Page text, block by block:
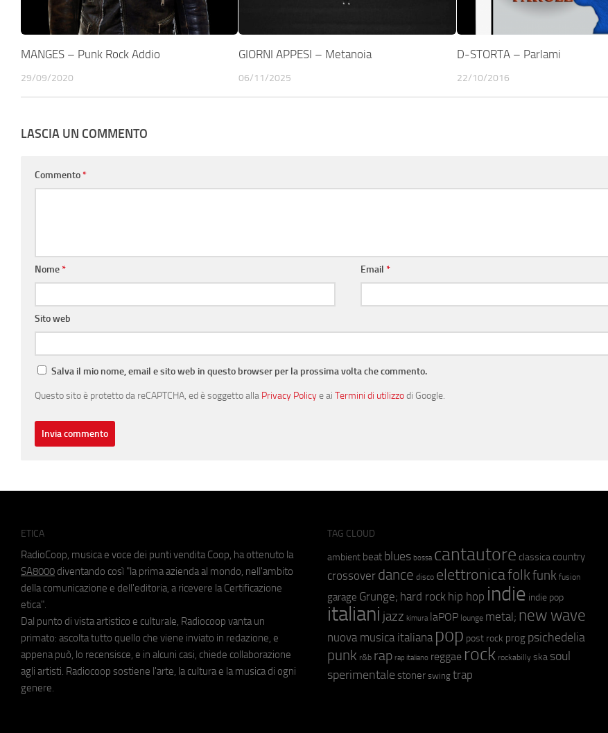
MANGES – Punk Rock Addio
29/09/2020
GIORNI APPESI – Metanoia
06/11/2025
D-STORTA – Parlami
22/10/2016
LASCIA UN COMMENTO
Commento*
Nome* Email*
Sito web
Salva il mio nome, email e sito web in questo browser per la prossima volta che commento.
Questo sito è protetto da reCAPTCHA, ed è soggetto alla Privacy Policye ai Termini di utilizzodi Google.
ETICA
RadioCoop, musica e voce dei punti vendita Coop, ha ottenuto la
SA8000 diventando così "la prima azienda al mondo, nell'ambito
della comunicazione e dell'editoria, a ricevere la Certificazione
etica".
Dal punto di vista artistico e culturale, Radiocoop vanta un
primato: ascolta tutto quello che viene inviato in redazione, e
appena può, lo recensisce, e in alcuni casi, chiede collaborazione
agli artisti. Radiocoop sostiene l'arte, la cultura e la musica di ogni
genere.
TAG CLOUD
ambient beat blues bossa cantautore classica country
crossover dance disco elettronicafolkfunk fusion
garage Grunge; hard rock hip hop indie indie pop
italiani jazz kimura laPOP lounge metal; new wave
nuova musica italiana pop post rock prog psichedelia
punk r&b rap rap italiano reggae rock rockabilly ska soul
sperimentale stoner swing trap